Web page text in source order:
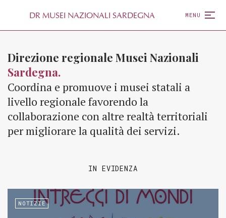
DR MUSEI NAZIONALI SARDEGNA MENU
Direzione regionale Musei Nazionali
Sardegna.
Coordina e promuove i musei statali a
livello regionale favorendo la
collaborazione con altre realtà territoriali
per migliorare la qualità dei servizi.
IN EVIDENZA
NOTIZIE